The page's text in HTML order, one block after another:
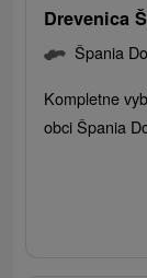
Drevenica
Špania
Kompletne
obci Špania